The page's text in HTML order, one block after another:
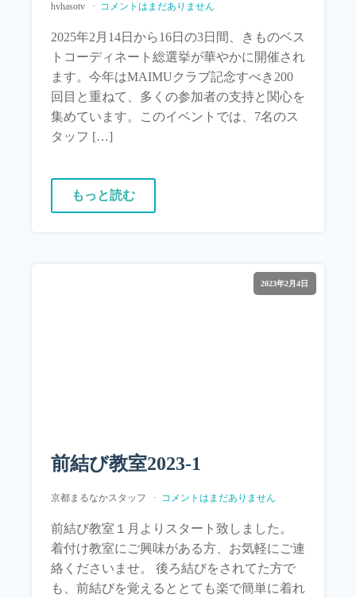
hvhasotv コメントはまだありません
2025年2月14日から16日の3日間、きものベス
トコーディネート総選挙が華やかに開催され
ます。今年はMAIMUクラブ記念すべき200
回目と重ねて、多くの参加者の支持と関心を
集めています。このイベントでは、7名のス
タッフ […]
もっと読む
2023年2月4日
前結び教室2023-1
京都まるなかスタッフ コメントはまだありません
前結び教室１月よりスタート致しました。
着付け教室にご興味がある方、お気軽にご連
絡くださいませ。 後ろ結びをされてた方で
も、前結びを覚えるととても楽で簡単に着れ